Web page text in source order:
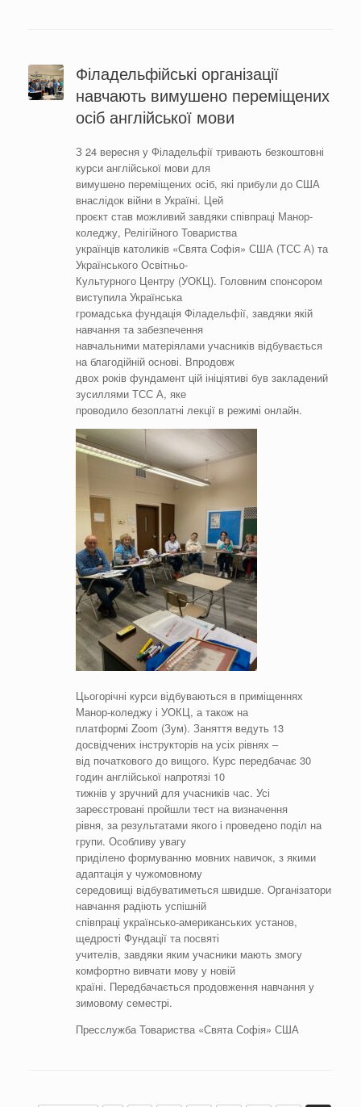
Філадельфійські організації
навчають вимушено переміщених
осіб англійської мови
З 24 вересня у Філадельфії тривають безкоштовні
курси англійської мови для
вимушено переміщених осіб, які прибули до США
внаслідок війни в Україні. Цей
проєкт став можливий завдяки співпраці Манор-
коледжу, Релігійного Товариства
українців католиків «Свята Софія» США (ТСС А) та
Українського Освітньо-
Культурного Центру (УОКЦ). Головним спонсором
виступила Українська
громадська фундація Філадельфії, завдяки якій
навчання та забезпечення
навчальними матеріялами учасників відбувається
на благодійній основі. Впродовж
двох років фундамент цій ініціятиві був закладений
зусиллями ТСС А, яке
проводило безоплатні лекції в режимі онлайн.
Цьогорічні курси відбуваються в приміщеннях
Манор-коледжу і УОКЦ, а також на
платформі Zoom (Зум). Заняття ведуть 13
досвідчених інструкторів на усіх рівнях –
від початкового до вищого. Курс передбачає 30
годин англійської напротязі 10
тижнів у зручний для учасників час. Усі
зареєстровані пройшли тест на визначення
рівня, за результатами якого і проведено поділ на
групи. Особливу увагу
приділено формуванню мовних навичок, з якими
адаптація у чужомовному
середовищі відбуватиметься швидше. Організатори
навчання радіють успішній
співпраці українсько-американських установ,
щедрості Фундації та посвяті
учителів, завдяки яким учасники мають змогу
комфортно вивчати мову у новій
країні. Передбачається продовження навчання у
зимовому семестрі.
Пресслужба Товариства «Свята Софія» США